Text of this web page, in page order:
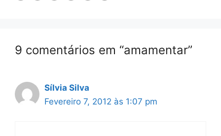
9 comentários em “amamentar”
Sílvia Silva
Fevereiro 7, 2012 às 1:07 pm